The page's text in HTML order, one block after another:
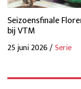
Seizoensfinale
bij VTM
25 juni 2026 /Serie